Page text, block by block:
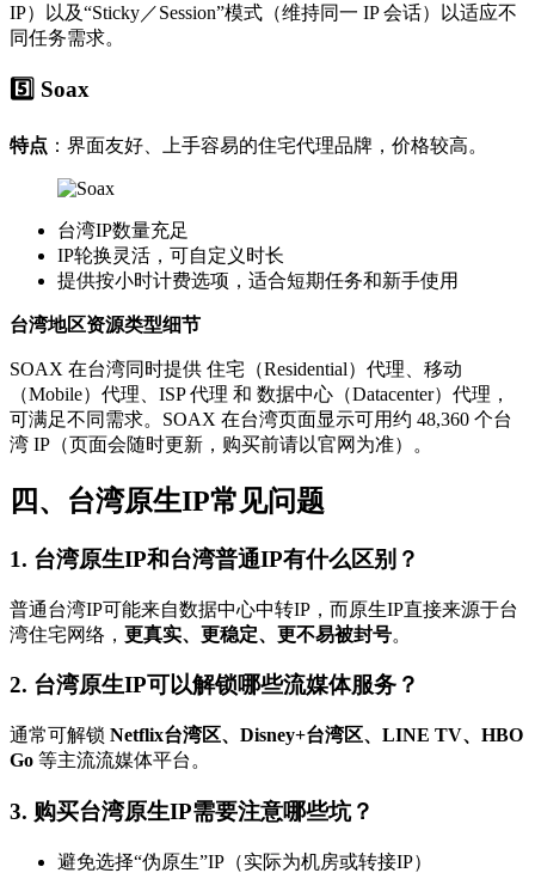
IP）以及“Sticky／Session”模式（维持同一 IP 会话）以适应不
同任务需求。
5️⃣ Soax
特点 ：界面友好、上手容易的住宅代理品牌，价格较高。
台湾IP数量充足
IP轮换灵活，可自定义时长
提供按小时计费选项，适合短期任务和新手使用
台湾地区资源类型细节
SOAX 在台湾同时提供 住宅（Residential）代理、移动
（Mobile）代理、ISP 代理 和 数据中心（Datacenter）代理，
可满足不同需求。SOAX 在台湾页面显示可用约 48,360 个台
湾 IP（页面会随时更新，购买前请以官网为准）。
四、台湾原生IP常见问题
1. 台湾原生IP和台湾普通IP有什么区别？
普通台湾IP可能来自数据中心中转IP，而原生IP直接来源于台
湾住宅网络， 更真实、更稳定、更不易被封号。
2. 台湾原生IP可以解锁哪些流媒体服务？
通常可解锁 Netflix台湾区、Disney+台湾区、LINE TV、HBO
Go 等主流流媒体平台。
3. 购买台湾原生IP需要注意哪些坑？
避免选择“伪原生”IP（实际为机房或转接IP）